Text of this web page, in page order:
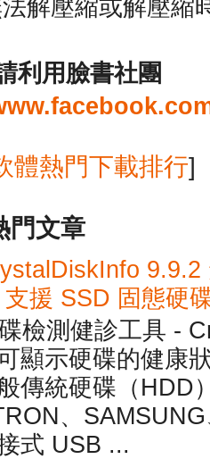
解壓縮或解壓縮
利用臉書社團
體熱門下載排行]
門文章
9.9.2
支援 SSD 固態硬
檢測健診工具 -
顯示硬碟的健康
傳統硬碟（HDD
、
式 USB ...